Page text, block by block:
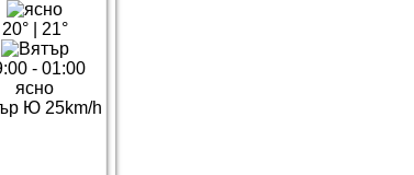
20°| 21°
- 01:00
ясно
Ю 25km/h